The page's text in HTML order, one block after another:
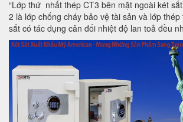
“Lớp thứ nhất thép CT3 bên mặt ngoài két
2 là lớp chống cháy bảo vệ tài sản và lớp
sắt có tác dụng cân đối nhiệt độ lan toả đều